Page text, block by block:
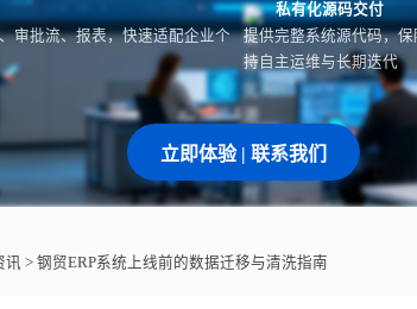
审批流、报表，快速适配企业个
私有化源码交付
提供完整系统源代码，
持自主运维与长期迭代
立即体验 | 联系我们
讯 > 钢贸ERP系统上线前的数据迁移与清洗指南